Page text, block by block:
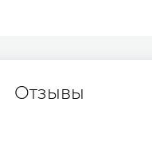
Отзывы